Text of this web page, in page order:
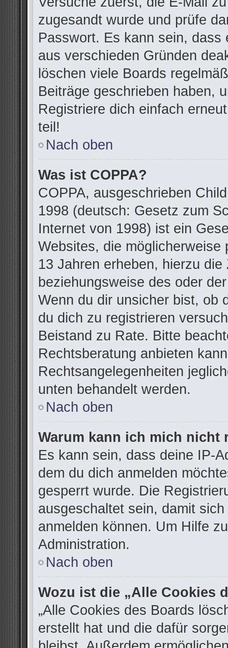
zugesandt wurde und prüfe
Passwort. Es kann sein, dass
aus verschieden Gründen
löschen viele Boards
Beiträge geschrieben haben,
Registriere dich einfach
teil!
Nach oben
Was ist COPPA?
COPPA, ausgeschrieben
1998 (deutsch: Gesetz zum
Internet von 1998) ist ein
Websites, die
13 Jahren erheben, hierzu
beziehungsweise des oder
Wenn du dir unsicher bist, ob
du dich zu registrieren
Beistand zu Rate. Bitte
Rechtsberatung anbieten
Rechtsangelegenheiten
unten behandelt werden.
Nach oben
Warum kann ich mich nicht
Es kann sein, dass deine IP-
dem du dich anmelden
gesperrt wurde. Die
ausgeschaltet sein, damit
anmelden können. Um Hilfe
Administration.
Nach oben
Wozu ist die „Alle Cookies
„Alle Cookies des Boards
erstellt hat und die dafür